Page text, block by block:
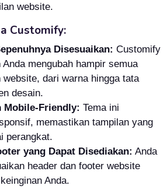
website.
Customify:
Disesuaikan: Customify
mengubah hampir semua
dari warna hingga tata
desain.
Mobile-Friendly: Tema ini
memastikan tampilan yang
perangkat.
yang Dapat Disediakan: Anda
header dan footer website
Anda.